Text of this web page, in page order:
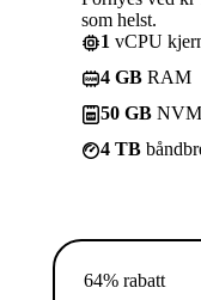
som helst.
1 vCPU
4 GB RAM
50 GB
4 TB
64% rabatt